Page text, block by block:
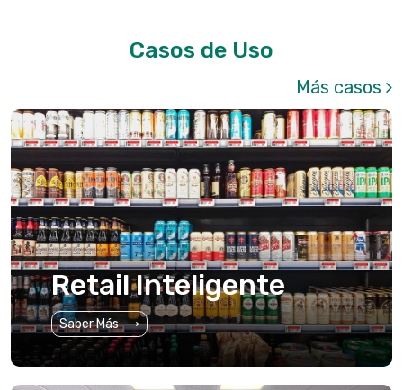
Casos de Uso
Más casos
Retail Inteligente
Saber Más ⟶